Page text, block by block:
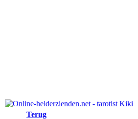
Terug